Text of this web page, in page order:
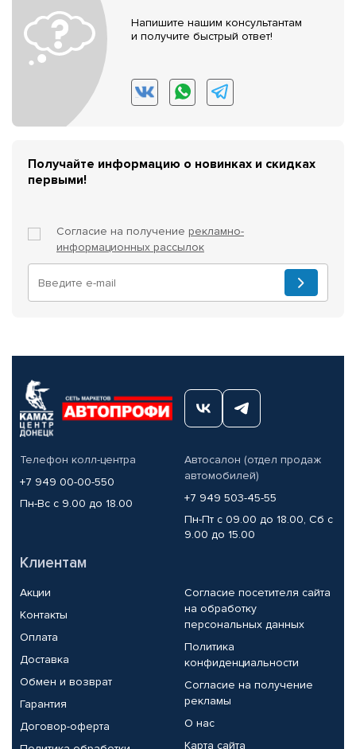
Напишите нашим консультантам
и получите быстрый ответ!
Получайте информацию о новинках и скидках
первыми!
Согласие на получение рекламно-
информационных рассылок
Телефон колл-центра
+7 949 00-00-550
Пн-Вс с 9.00 до 18.00
Автосалон (отдел продаж
автомобилей)
+7 949 503-45-55
Пн-Пт с 09.00 до 18.00, Сб с
9.00 до 15.00
Клиентам
Акции
Контакты
Оплата
Доставка
Обмен и возврат
Гарантия
Договор-оферта
Согласие посетителя сайта
на обработку
персональных данных
Политика
конфиденциальности
Согласие на получение
рекламы
О нас
Карта сайта